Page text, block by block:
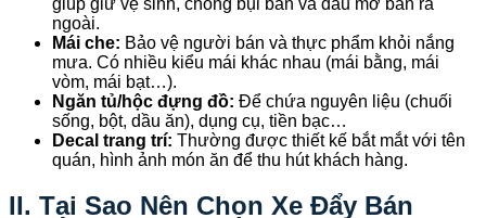
ngoài.
Mái che: Bảo vệ người bán và thực phẩm khỏi nắng
mưa. Có nhiều kiểu mái khác nhau (mái bằng, mái
vòm, mái bạt…).
Ngăn tủ/hộc đựng đồ: Để chứa nguyên liệu (chuối
sống, bột, dầu ăn), dụng cụ, tiền bạc…
Decal trang trí: Thường được thiết kế bắt mắt với tên
quán, hình ảnh món ăn để thu hút khách hàng.
II. Tại Sao Nên Chọn Xe Đẩy Bán